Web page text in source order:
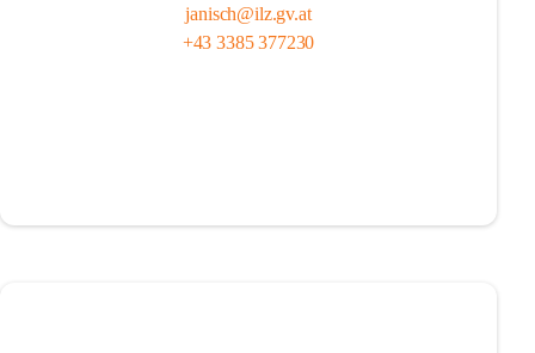
janisch@ilz.gv.at
+43 3385 377230